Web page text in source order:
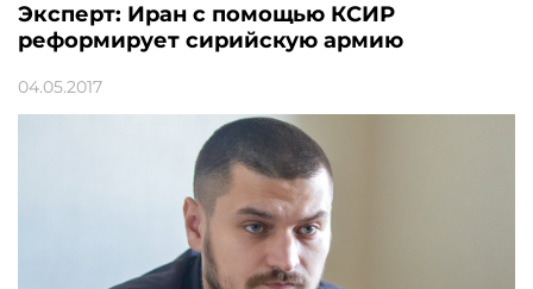
Эксперт: Иран с помощью КСИР
реформирует сирийскую армию
04.05.2017